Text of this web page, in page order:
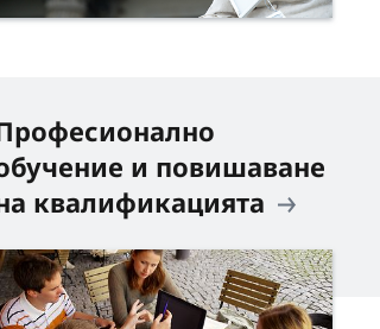
и повишаване
квалификацията